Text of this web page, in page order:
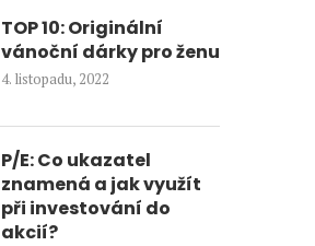
TOP 10: Originální
vánoční dárky pro ženu
4. listopadu, 2022
P/E: Co ukazatel
znamená a jak využít
při investování do
akcií?